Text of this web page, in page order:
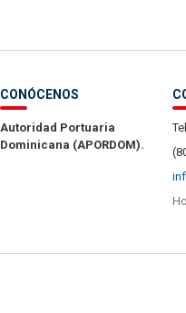
CONÓCENOS
Autoridad Portuaria
Dominicana (APORDOM).